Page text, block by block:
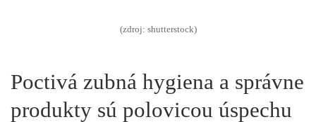
(zdroj: shutterstock)
Poctivá zubná hygiena a správne
produkty sú polovicou úspechu